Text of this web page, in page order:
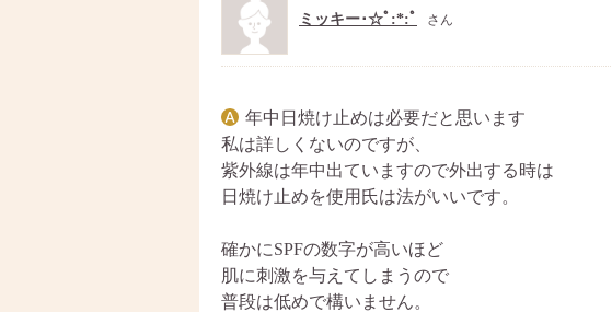
ミッキー･☆ﾟ:*:ﾟ さん
年中日焼け止めは必要だと思います
私は詳しくないのですが、
紫外線は年中出ていますので外出する時は
日焼け止めを使用氏は法がいいです。
確かにSPFの数字が高いほど
肌に刺激を与えてしまうので
普段は低めで構いません。